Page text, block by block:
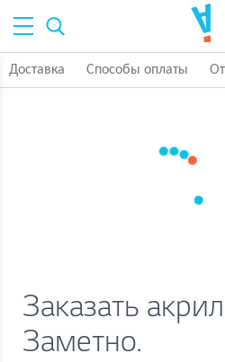
Доставка Способы оплаты
Заказать
Заметно.